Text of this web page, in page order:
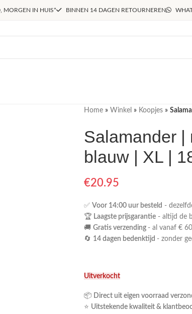
MORGEN IN HUIS* BINNEN 14 DAGEN RETOURNEREN
Home » Winkel » Koopjes »
Salamander |
blauw | XL |
€20.95
✅ Voor 14:00 uur besteld -
🏆 Laagste prijsgarantie - altijd de
🚚 Gratis verzending - al vanaf €
🔄 14 dagen bedenktijd - zonder
Uitverkocht
📦 Direct uit eigen voorraad
⭐ Uitstekende kwaliteit &